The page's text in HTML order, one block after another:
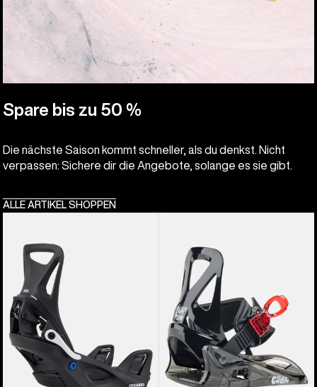
Spare bis zu 50 %
Die nächste Saison kommt schneller, als du denkst. Nicht
verpassen: Sichere dir die Angebote, solange es sie gibt.
ALLE ARTIKEL SHOPPEN
Smalls
Re:Flex
Snowboardbindung
für
Kinder
Snowboardbindung
Kinder